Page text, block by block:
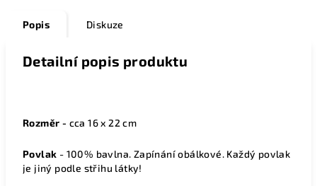
Popis Diskuze
Detailní popis produktu
Rozměr - cca 16 x 22 cm
Povlak - 100% bavlna. Zapínání obálkové. Každý povlak
je jiný podle střihu látky!